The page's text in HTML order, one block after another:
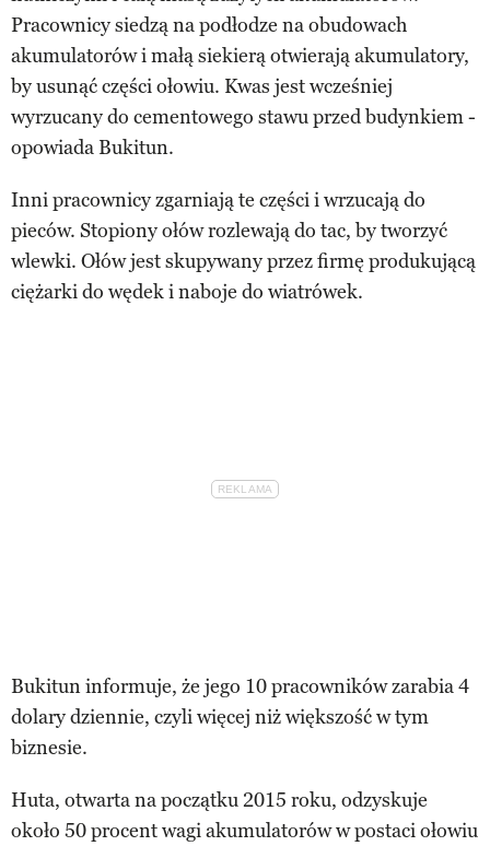
Pracownicy siedzą na podłodze na obudowach
akumulatorów i małą siekierą otwierają akumulatory,
by usunąć części ołowiu. Kwas jest wcześniej
wyrzucany do cementowego stawu przed budynkiem -
opowiada Bukitun.
Inni pracownicy zgarniają te części i wrzucają do
pieców. Stopiony ołów rozlewają do tac, by tworzyć
wlewki. Ołów jest skupywany przez firmę produkującą
ciężarki do wędek i naboje do wiatrówek.
Bukitun informuje, że jego 10 pracowników zarabia 4
dolary dziennie, czyli więcej niż większość w tym
biznesie.
Huta, otwarta na początku 2015 roku, odzyskuje
około 50 procent wagi akumulatorów w postaci ołowiu